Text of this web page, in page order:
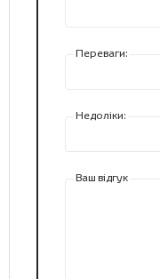
Переваги:
Недоліки:
Ваш відгук